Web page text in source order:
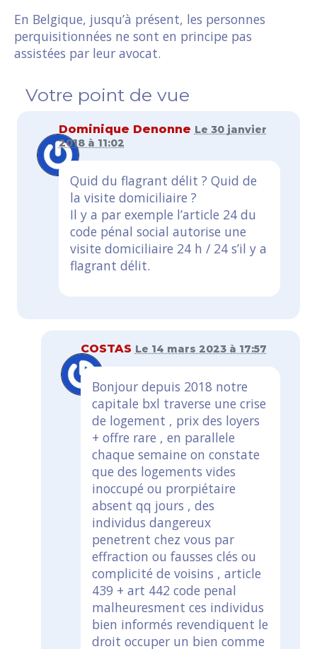
En Belgique, jusqu’à présent, les personnes
perquisitionnées ne sont en principe pas
assistées par leur avocat.
Votre point de vue
Dominique Denonne Le 30 janvier
2018 à 11:02
Quid du flagrant délit ? Quid de
la visite domiciliaire ?
Il y a par exemple l’article 24 du
code pénal social autorise une
visite domiciliaire 24 h / 24 s’il y a
flagrant délit.
COSTAS Le 14 mars 2023 à 17:57
Bonjour depuis 2018 notre
capitale bxl traverse une crise
de logement , prix des loyers
+ offre rare , en parallele
chaque semaine on constate
que des logements vides
inoccupé ou prorpiétaire
absent qq jours , des
individus dangereux
penetrent chez vous par
effraction ou fausses clés ou
complicité de voisins , article
439 + art 442 code penal
malheuresment ces individus
bien informés revendiquent le
droit occuper un bien comme